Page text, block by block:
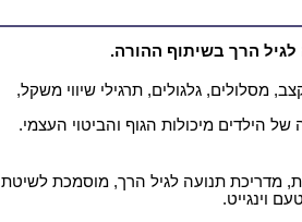
לגיל הרך בשיתוף ההורה.
גלגולים, תרגילי שיווי משקל,
של הילדים מיכולות הגוף והביטוי העצמי.
מדריכת תנועה לגיל הרך, מוסמכת לשיטת
וינגייט.